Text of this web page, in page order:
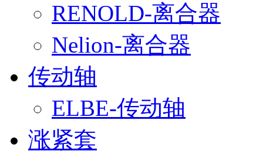
RENOLD-离合器
Nelion-离合器
传动轴
ELBE-传动轴
涨紧套